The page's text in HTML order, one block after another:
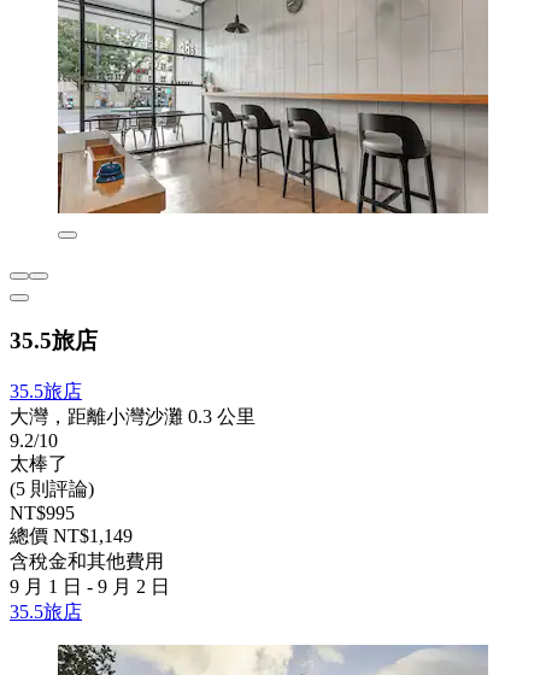
35.5旅店
35.5旅店
大灣，距離小灣沙灘 0.3 公里
9.2/10
太棒了
(5 則評論)
NT$995
總價 NT$1,149
含稅金和其他費用
9 月 1 日 - 9 月 2 日
35.5旅店